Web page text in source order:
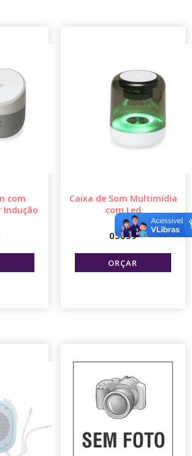
com
Indução
Caixa de Som Multimídia
com Led
05039